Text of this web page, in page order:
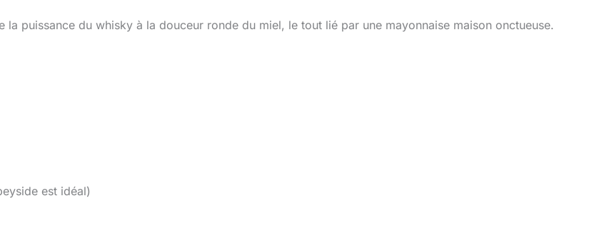
puissance du whisky à la douceur ronde du miel, le tout lié par une mayonnaise maison onctueuse.
est idéal)